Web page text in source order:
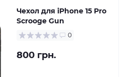
Чехол для iPhone 15 Pro
Scrooge Gun
0
800 грн.